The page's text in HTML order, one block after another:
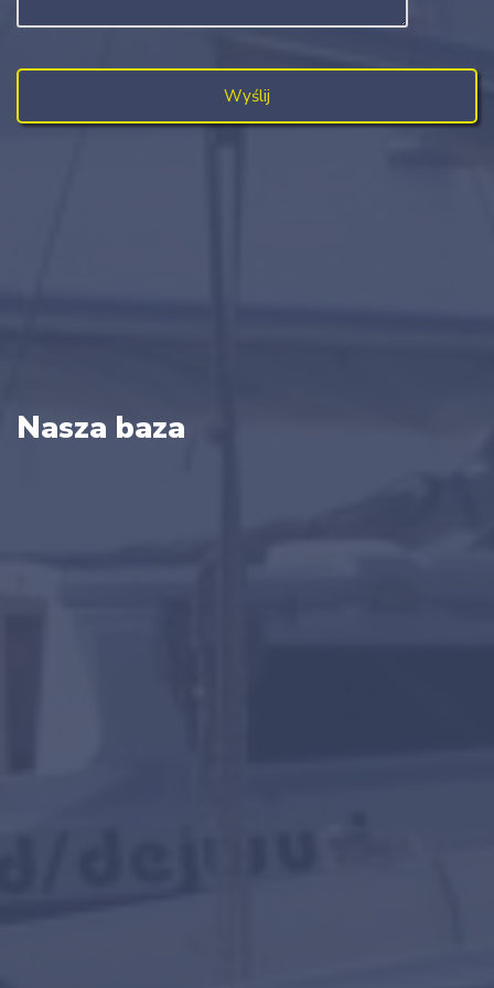
Nasza baza